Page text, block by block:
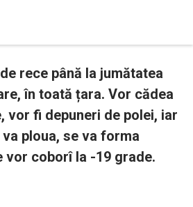
rece până la jumătatea
în toată țara. Vor cădea
vor fi depuneri de polei, iar
ploua, se va forma
vor coborî la -19 grade.